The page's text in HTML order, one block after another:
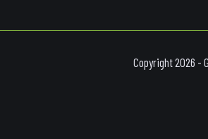
Copyright 2026 -